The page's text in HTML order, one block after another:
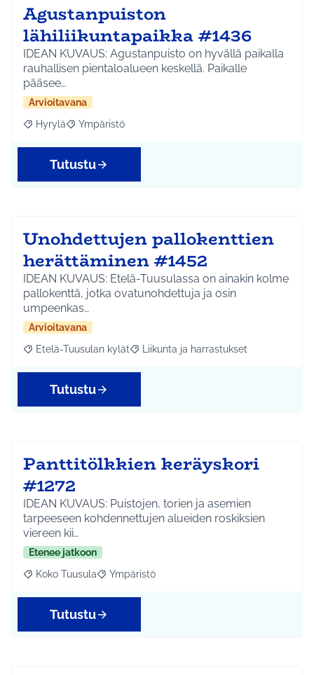
Agustanpuiston
lähiliikuntapaikka #1436
IDEAN KUVAUS: Agustanpuisto on hyvällä paikalla
rauhallisen pientaloalueen keskellä. Paikalle
pääsee…
Arvioitavana
Rajaa tulokset aihepiirin mukaan: Hyrylä
Hyrylä Rajaa tulokset teeman mukaan: Ympäristö
Ympäristö
Tutustu
Unohdettujen pallokenttien
herättäminen #1452
IDEAN KUVAUS: Etelä-Tuusulassa on ainakin kolme
pallokenttä, jotka ovatunohdettuja ja osin
umpeenkas…
Arvioitavana
Rajaa tulokset aihepiirin mukaan: Etelä-Tuusulan kylät
Etelä-Tuusulan kylät Rajaa tulokset teeman mukaan:
Liikunta ja harrastukset
Tutustu
Panttitölkkien keräyskori
#1272
IDEAN KUVAUS: Puistojen, torien ja asemien
tarpeeseen kohdennettujen alueiden roskiksien
viereen kii…
Etenee jatkoon
Rajaa tulokset aihepiirin mukaan: Koko Tuusula
Koko Tuusula Rajaa tulokset teeman mukaan: Ympäristö
Ympäristö
Tutustu